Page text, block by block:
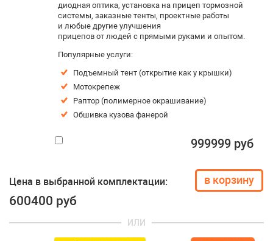
диодная оптика, установка на прицеп тормозной
системы, заказные тенты, проектные работы
и любые другие улучшения
прицепов от людей с прямыми руками и опытом.
Популярные услуги:
Подъемный тент (открытие как у крышки)
Мотокрепеж
Раптор (полимерное окрашивание)
Обшивка кузова фанерой
999999 руб
Цена в выбранной комплектации:
600400 руб
ИЛИ